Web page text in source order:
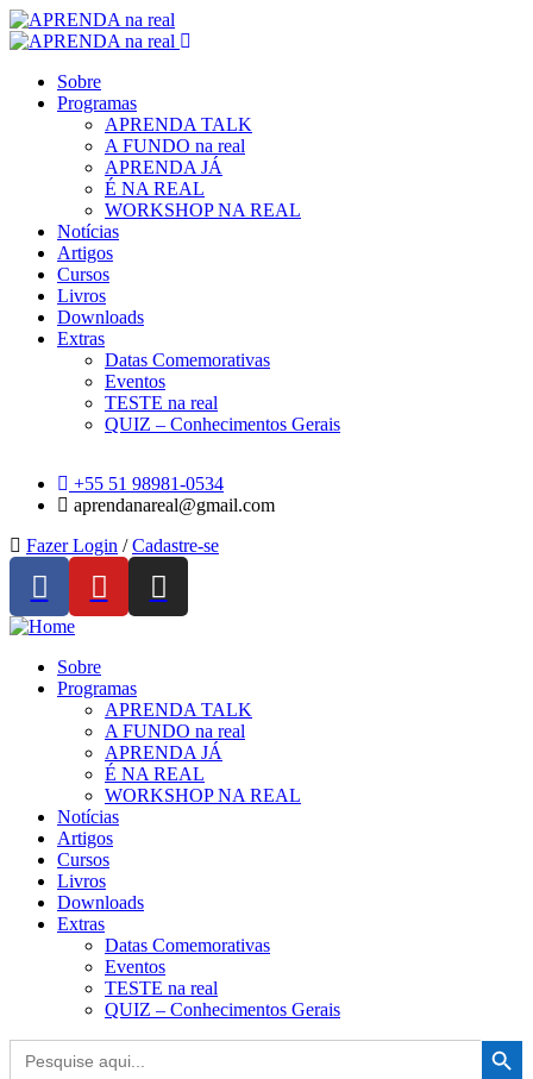
Sobre
Programas
APRENDA TALK
A FUNDO na real
APRENDA JÁ
É NA REAL
WORKSHOP NA REAL
Notícias
Artigos
Cursos
Livros
Downloads
Extras
Datas Comemorativas
Eventos
TESTE na real
QUIZ – Conhecimentos Gerais
+55 51 98981-0534
aprendanareal@gmail.com
Fazer Login / Cadastre-se
Sobre
Programas
APRENDA TALK
A FUNDO na real
APRENDA JÁ
É NA REAL
WORKSHOP NA REAL
Notícias
Artigos
Cursos
Livros
Downloads
Extras
Datas Comemorativas
Eventos
TESTE na real
QUIZ – Conhecimentos Gerais
Search
for:
Search Button